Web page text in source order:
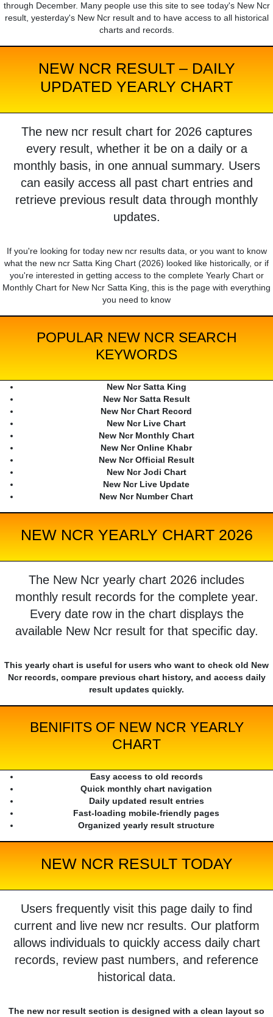
through December. Many people use this site to see today's New Ncr
result, yesterday's New Ncr result and to have access to all historical
charts and records.
NEW NCR RESULT – DAILY
UPDATED YEARLY CHART
The new ncr result chart for 2026 captures
every result, whether it be on a daily or a
monthly basis, in one annual summary. Users
can easily access all past chart entries and
retrieve previous result data through monthly
updates.
If you're looking for today new ncr results data, or you want to know
what the new ncr Satta King Chart (2026) looked like historically, or if
you're interested in getting access to the complete Yearly Chart or
Monthly Chart for New Ncr Satta King, this is the page with everything
you need to know
POPULAR NEW NCR SEARCH
KEYWORDS
New Ncr Satta King
New Ncr Satta Result
New Ncr Chart Record
New Ncr Live Chart
New Ncr Monthly Chart
New Ncr Online Khabr
New Ncr Official Result
New Ncr Jodi Chart
New Ncr Live Update
New Ncr Number Chart
NEW NCR YEARLY CHART 2026
The New Ncr yearly chart 2026 includes
monthly result records for the complete year.
Every date row in the chart displays the
available New Ncr result for that specific day.
This yearly chart is useful for users who want to check old New
Ncr records, compare previous chart history, and access daily
result updates quickly.
BENIFITS OF NEW NCR YEARLY
CHART
Easy access to old records
Quick monthly chart navigation
Daily updated result entries
Fast-loading mobile-friendly pages
Organized yearly result structure
NEW NCR RESULT TODAY
Users frequently visit this page daily to find
current and live new ncr results. Our platform
allows individuals to quickly access daily chart
records, review past numbers, and reference
historical data.
The new ncr result section is designed with a clean layout so